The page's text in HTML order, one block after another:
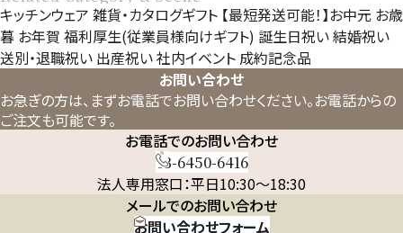
キッチンウェア 雑貨・カタログギフト 【最短発送可能！】お中元 お歳
暮 お年賀 福利厚生(従業員様向けギフト) 誕生日祝い結婚祝い
送別・退職祝い 出産祝い社内イベント 成約記念品
お問い合わせ
お急ぎの方は、まずお電話でお問い合わせください。お電話からの
ご注文も可能です。
お電話でのお問い合わせ
03-6450-6416
法人専用窓口：平日10:30～18:30
メールでのお問い合わせ
お問い合わせフォーム